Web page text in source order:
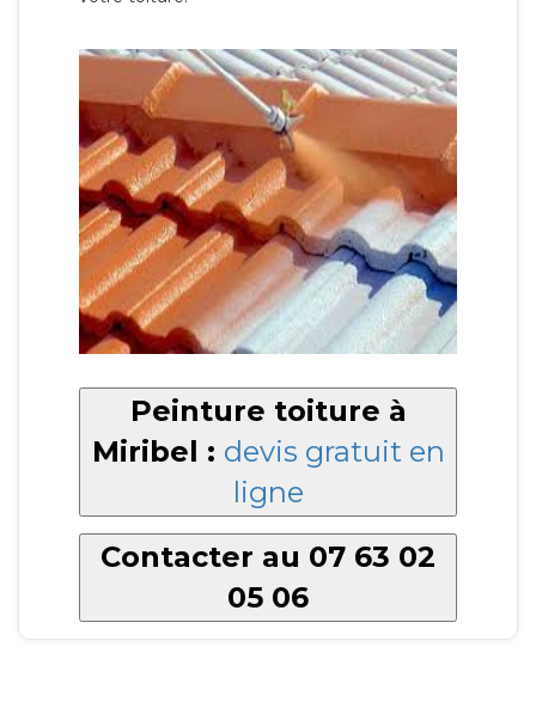
Peinture toiture à
Miribel : devis gratuit en
ligne
Contacter au 07 63 02
05 06